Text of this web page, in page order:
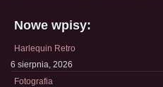
Nowe wpisy:
Harlequin Retro
6 sierpnia, 2026
Fotografia